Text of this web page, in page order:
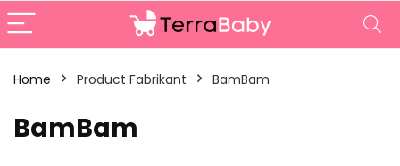
Home Product Fabrikant ‎BamBam
‎BamBam